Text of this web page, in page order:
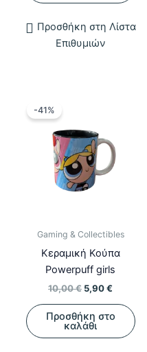
Προσθήκη στη Λίστα
Επιθυμιών
-41%
Gaming & Collectibles
Κεραμική Κούπα
Powerpuff girls
10,00€ Original
10,00 €.
5,90€
τιμή
είναι:
5,90 €.
Προσθήκη στο
καλάθι